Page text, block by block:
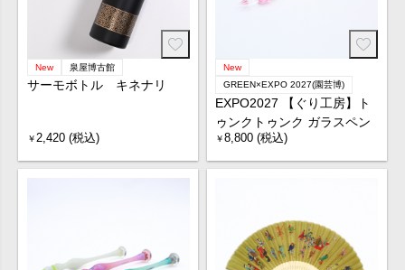
New 泉屋博古館
サーモボトル キネナリ
￥ 2,420 (税込)
New
GREEN×EXPO 2027(園芸博)
EXPO2027 【ぐり工房】ト
ゥンクトゥンク ガラスペン
￥8,800 (税込)